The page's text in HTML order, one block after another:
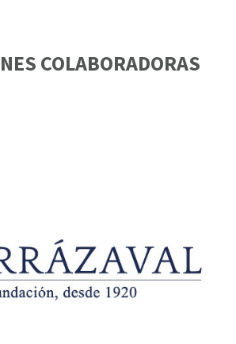
COLABORADORAS